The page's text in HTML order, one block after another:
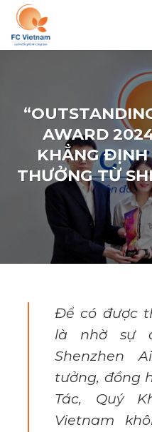
Chuyển
đến
nội
AWARD
KHẲNG ĐỊNH
THƯỞNG TỪ
Để có được
là nhờ sự
Shenzhen
tưởng, đồng
Tác, Quý
Vietnam